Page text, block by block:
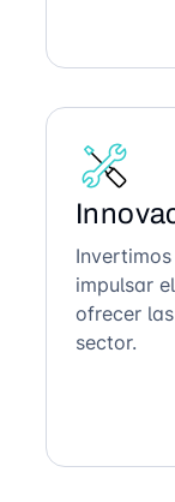
impulsar
ofrecer
sector.